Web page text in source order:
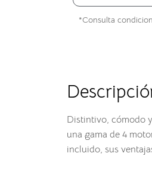
*Consulta
Distintivo, cómodo
una gama de 4
incluido, sus